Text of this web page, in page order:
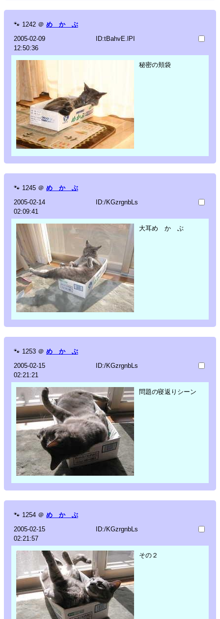
🐾 1242 ＠ め か ぶ
2005-02-09
12:50:36
ID:tBahvE.lPI
秘密の頬袋
🐾 1245 ＠ め か ぶ
2005-02-14
02:09:41
ID:/KGzrgnbLs
大耳め か ぶ
🐾 1253 ＠ め か ぶ
2005-02-15
02:21:21
ID:/KGzrgnbLs
問題の寝返りシーン
🐾 1254 ＠ め か ぶ
2005-02-15
02:21:57
ID:/KGzrgnbLs
その２